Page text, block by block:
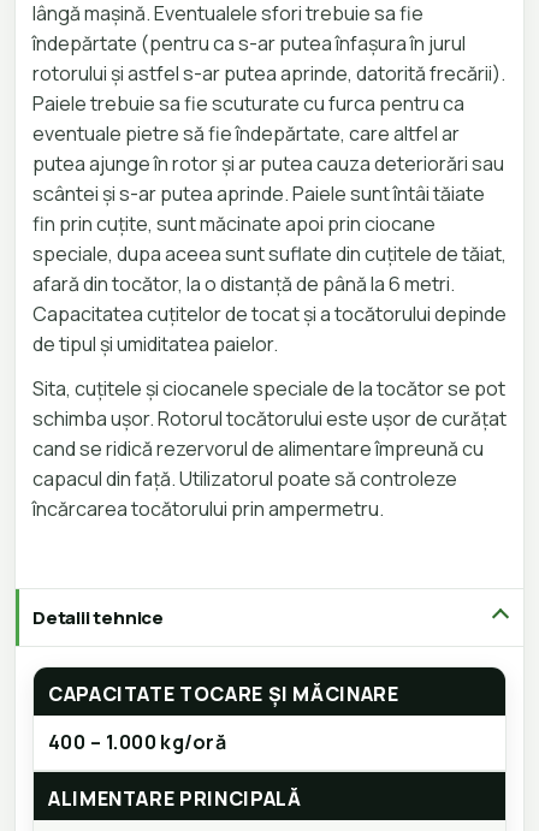
lângă mașină. Eventualele sfori trebuie sa fie
îndepărtate (pentru ca s-ar putea înfașura în jurul
rotorului și astfel s-ar putea aprinde, datorită frecării).
Paiele trebuie sa fie scuturate cu furca pentru ca
eventuale pietre să fie îndepărtate, care altfel ar
putea ajunge în rotor și ar putea cauza deteriorări sau
scântei și s-ar putea aprinde. Paiele sunt întâi tăiate
fin prin cuțite, sunt măcinate apoi prin ciocane
speciale, dupa aceea sunt suflate din cuțitele de tăiat,
afară din tocător, la o distanță de până la 6 metri.
Capacitatea cuțitelor de tocat și a tocătorului depinde
de tipul și umiditatea paielor.
Sita, cuțitele și ciocanele speciale de la tocător se pot
schimba ușor. Rotorul tocătorului este ușor de curățat
cand se ridică rezervorul de alimentare împreună cu
capacul din față. Utilizatorul poate să controleze
încărcarea tocătorului prin ampermetru.
Detalii tehnice
CAPACITATE TOCARE ȘI MĂCINARE
400 – 1.000 kg/oră
ALIMENTARE PRINCIPALĂ